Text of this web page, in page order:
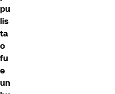
pu
lis
ta
o
fu
e
un